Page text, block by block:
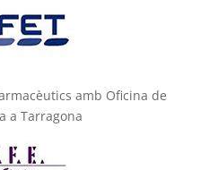
amb Oficina de
a Tarragona